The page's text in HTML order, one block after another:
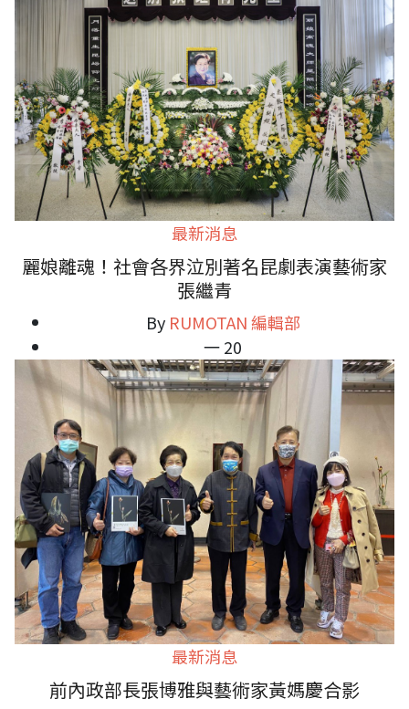
最新消息
麗娘離魂！社會各界泣別著名昆劇表演藝術家
張繼青
By RUMOTAN 編輯部
一 20
最新消息
前內政部長張博雅與藝術家黃媽慶合影